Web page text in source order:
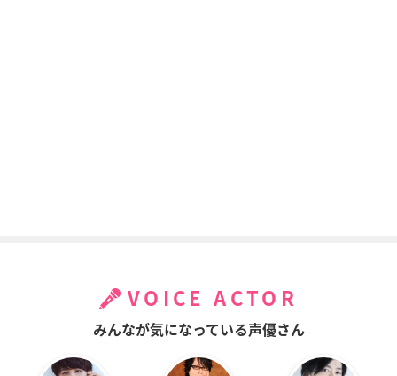
VOICE ACTOR
みんなが気になっている声優さん